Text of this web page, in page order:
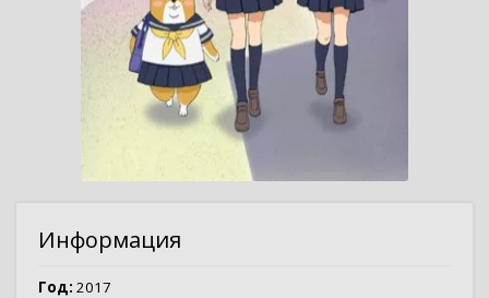
Информация
Год: 2017